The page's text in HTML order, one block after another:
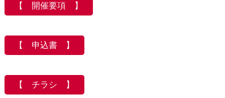
【 開催要項 】
【 申込書 】
【 チラシ 】